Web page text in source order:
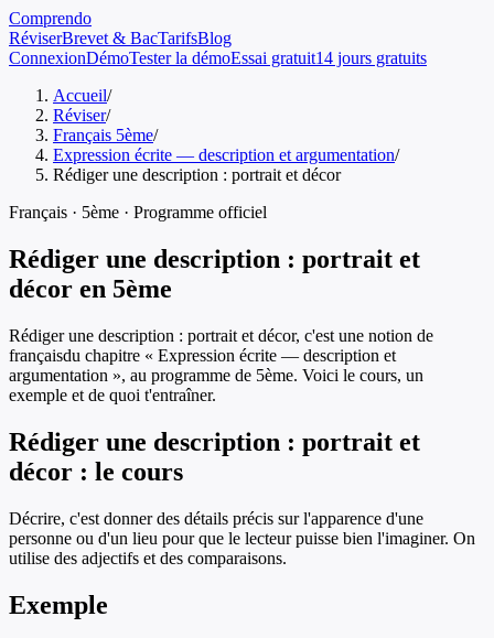
Comprendo
RéviserBrevet & BacTarifsBlog
ConnexionDémoTester la démoEssai gratuit14 jours gratuits
Accueil/
Réviser/
Français 5ème/
Expression écrite — description et argumentation/
Rédiger une description : portrait et décor
Français · 5ème · Programme officiel
Rédiger une description : portrait et
décor en 5ème
Rédiger une description : portrait et décor, c'est une notion de
françaisdu chapitre « Expression écrite — description et
argumentation », au programme de 5ème. Voici le cours, un
exemple et de quoi t'entraîner.
Rédiger une description : portrait et
décor : le cours
Décrire, c'est donner des détails précis sur l'apparence d'une
personne ou d'un lieu pour que le lecteur puisse bien l'imaginer. On
utilise des adjectifs et des comparaisons.
Exemple